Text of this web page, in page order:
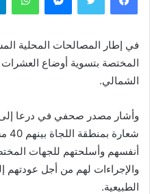
في إطار المصالحات المحلية
المختصة بتسوية أوضاع العشرات
الشمالي.
أنفسهم وأسلحتهم للجهات
والإجراءات لهم من أجل
الطبيعية.